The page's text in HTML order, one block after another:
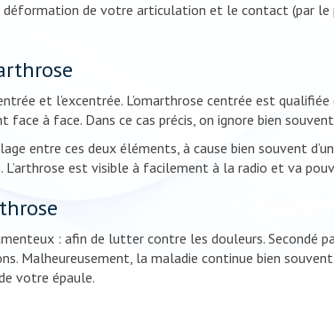
de votre articulation et le contact (par le
et l’excentrée. L’omarthrose centrée est
à face. Dans ce cas précis, on ignore bien
entre ces deux éléments, à cause bien souvent
L’arthrose est visible à facilement à la radio et va
: afin de lutter contre les douleurs. Secondé
Malheureusement, la maladie continue bien
votre épaule.